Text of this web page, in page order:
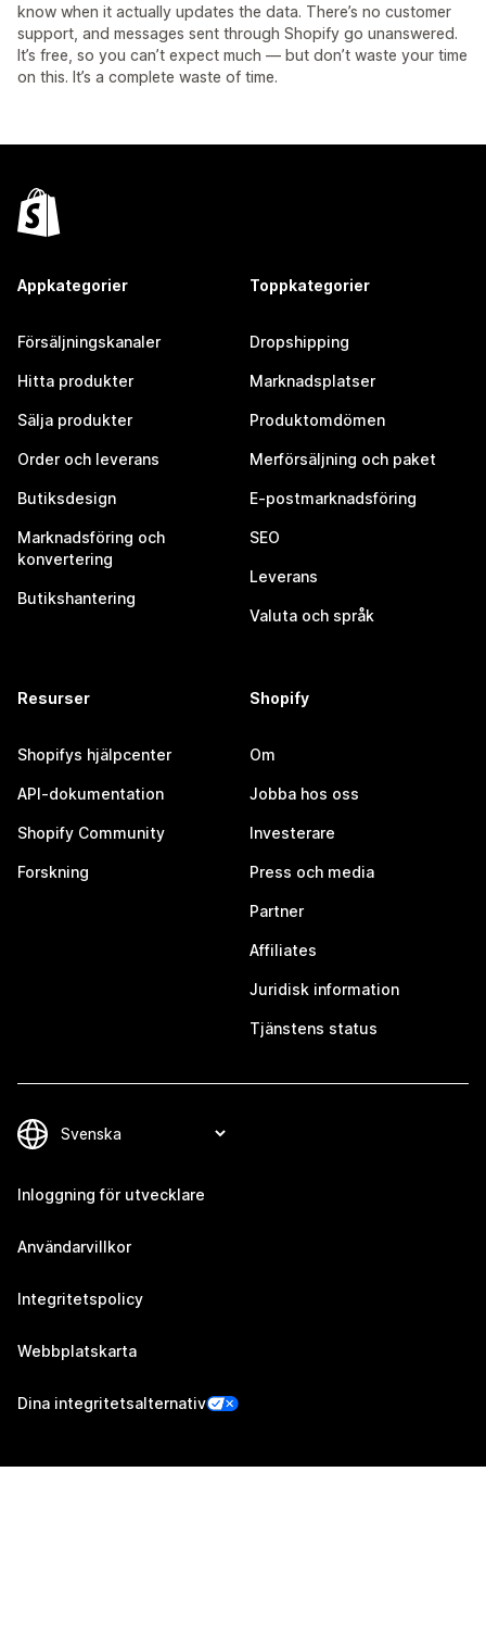
know when it actually updates the data. There’s no customer
support, and messages sent through Shopify go unanswered.
It’s free, so you can’t expect much — but don’t waste your time
on this. It’s a complete waste of time.
Appkategorier
Försäljningskanaler
Hitta produkter
Sälja produkter
Order och leverans
Butiksdesign
Marknadsföring och
konvertering
Butikshantering
Toppkategorier
Dropshipping
Marknadsplatser
Produktomdömen
Merförsäljning och paket
E-postmarknadsföring
SEO
Leverans
Valuta och språk
Resurser
Shopifys hjälpcenter
API-dokumentation
Shopify Community
Forskning
Shopify
Om
Jobba hos oss
Investerare
Press och media
Partner
Affiliates
Juridisk information
Tjänstens status
Inloggning för utvecklare
Användarvillkor
Integritetspolicy
Webbplatskarta
Dina integritetsalternativ